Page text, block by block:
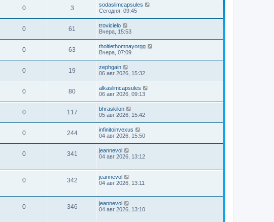
0 3
sodaslimcapsules
Сегодня, 09:45
0 61
trovicielo
Вчера, 15:53
0 63
thoitiethomnayorgg
Вчера, 07:09
0 19
zephgain
06 авг 2026, 15:32
0 80
alkaslimcapsules
06 авг 2026, 09:13
0 117
bhraskilon
05 авг 2026, 15:42
0 244
infinitoinvexus
04 авг 2026, 15:50
0 341
jeannevol
04 авг 2026, 13:12
0 342
jeannevol
04 авг 2026, 13:11
0 346
jeannevol
04 авг 2026, 13:10